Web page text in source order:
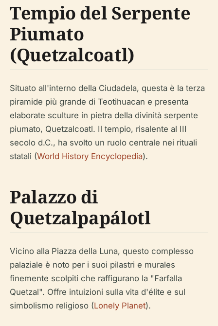
Tempio del Serpente
Piumato
(Quetzalcoatl)
Situato all'interno della Ciudadela, questa è la terza
piramide più grande di Teotihuacan e presenta
elaborate sculture in pietra della divinità serpente
piumato, Quetzalcoatl. Il tempio, risalente al III
secolo d.C., ha svolto un ruolo centrale nei rituali
statali (World History Encyclopedia).
Palazzo di
Quetzalpapálotl
Vicino alla Piazza della Luna, questo complesso
palaziale è noto per i suoi pilastri e murales
finemente scolpiti che raffigurano la "Farfalla
Quetzal". Offre intuizioni sulla vita d'élite e sul
simbolismo religioso (Lonely Planet).